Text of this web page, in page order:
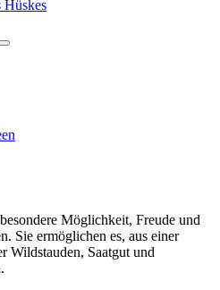
Möglichkeit, Freude und
Sie ermöglichen es, aus einer
Wildstauden, Saatgut und